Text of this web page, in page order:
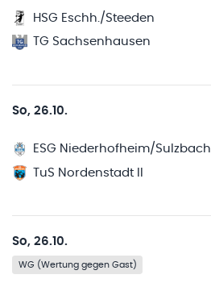
HSG Eschh./Steeden
TG Sachsenhausen
So, 26.10.
ESG Niederhofheim/Sulzbach
TuS Nordenstadt II
So, 26.10.
WG (Wertung gegen Gast)